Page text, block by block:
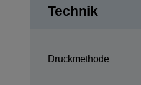
Technik
Druckmethode